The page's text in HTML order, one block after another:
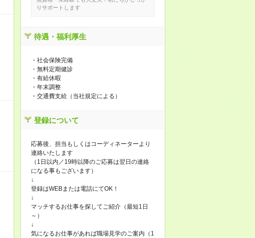
りサポートします
待遇・福利厚生
・社会保険完備
・無料定期健診
・有給休暇
・年末調整
・交通費支給（当社規定による）
登録について
応募後、担当もしくはコーディネーターより
連絡いたします
（1日以内／19時以降のご応募は翌日の連絡
になる事もございます）
↓
登録はWEBまたは電話にてOK！
↓
マッチするお仕事を探してご紹介（最短1日
～）
↓
気になるお仕事があれば職場見学のご案内（1